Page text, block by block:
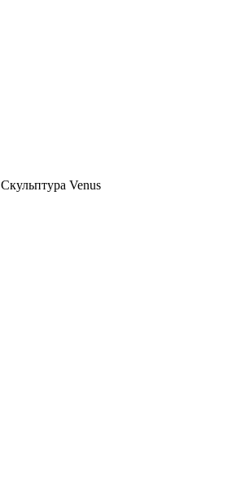
Скульптура Venus